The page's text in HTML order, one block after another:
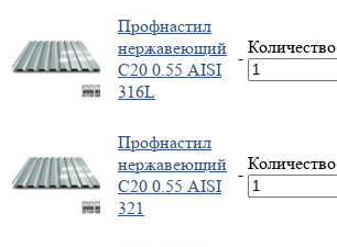
Профнастил
нержавеющий
С20 0.55 AISI
316L
-
Количество
Профнастил
нержавеющий
С20 0.55 AISI
321
-
Количество